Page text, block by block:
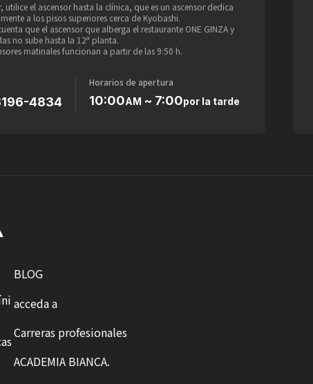
utilice el ascensor hasta la clínica, que es un ascensor dedica
a los pisos superiores cerca de Kyobashi.
que el ascensor que alberga el restaurante ONE GINZA y
no sube hasta la 12ª planta.
matinales funcionan a partir de las 9:50 h.
4834
Horarios de apertura
10:00AM ~ 7:00por la tarde
BLOG
acceda a
Carreras profesionales
ACADEMIA BIANCA.